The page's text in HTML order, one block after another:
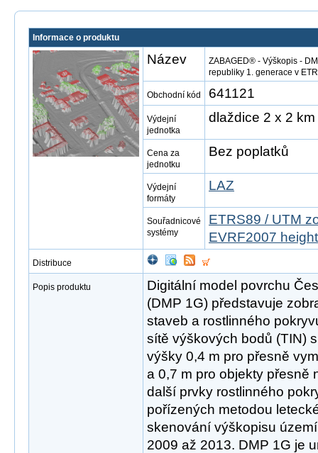
Informace o produktu
Název
ZABAGED® - Výškopis -
republiky 1. generace v
Obchodní kód 641121
Výdejní
jednotka
dlaždice 2 x 2 km
Cena za
jednotku
Bez poplatků
Výdejní
formáty
LAZ
Souřadnicové
systémy
ETRS89 / UTM
EVRF2007 height
Distribuce
Popis produktu
Digitální model povrchu
(DMP 1G) představuje
staveb a rostlinného
sítě výškových bodů (TIN)
výšky 0,4 m pro přesně
a 0,7 m pro objekty přesně
další prvky rostlinného
pořízených metodou
skenování výškopisu
2009 až 2013. DMP 1G je